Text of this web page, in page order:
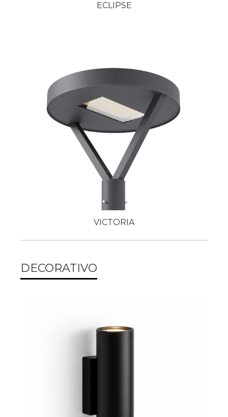
ECLIPSE
VICTORIA
DECORATIVO